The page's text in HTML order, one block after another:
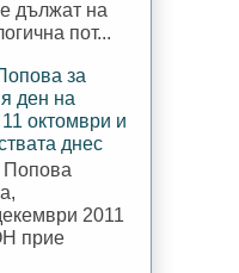
дължат на
пот...
за
ден на
октомври и
днес
Попова
2011
прие